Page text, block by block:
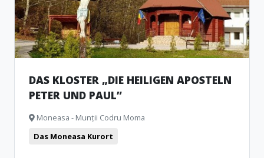
DAS KLOSTER „DIE HEILIGEN APOSTELN
PETER UND PAUL”
Moneasa - Munții Codru Moma
Das Moneasa Kurort